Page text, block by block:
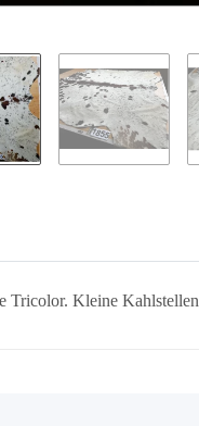
Tricolor. Kleine Kahlstellen